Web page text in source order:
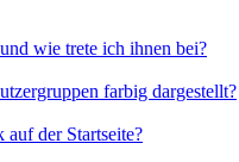
wie trete ich ihnen bei?
farbig dargestellt?
auf der Startseite?